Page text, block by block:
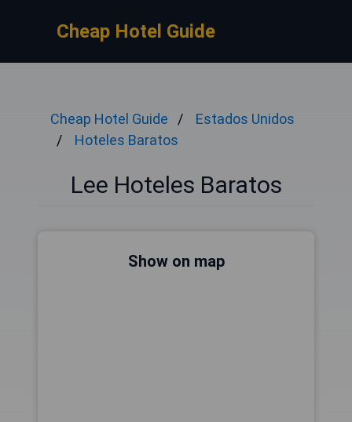
Cheap Hotel Guide
Cheap Hotel Guide
Estados Unidos
Hoteles Baratos
Lee Hoteles Baratos
Show on map